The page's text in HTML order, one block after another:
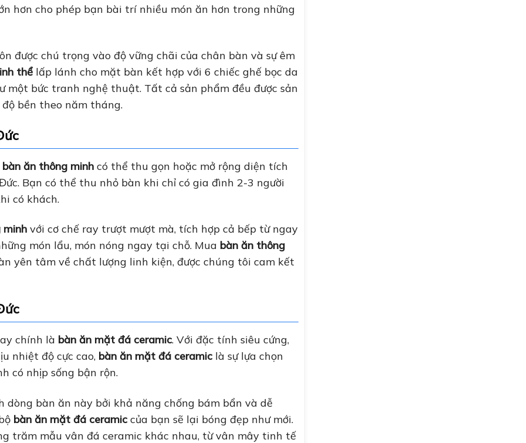
hơn cho phép bạn bài trí nhiều món ăn hơn trong những
được chú trọng vào độ vững chãi của chân bàn và sự êm
thể lấp lánh cho mặt bàn kết hợp với 6 chiếc ghế bọc da
một bức tranh nghệ thuật. Tất cả sản phẩm đều được sản
độ bền theo năm tháng.
bàn ăn thông minh có thể thu gọn hoặc mở rộng diện tích
Bạn có thể thu nhỏ bàn khi chỉ có gia đình 2-3 người
có khách.
minh với cơ chế ray trượt mượt mà, tích hợp cả bếp từ ngay
món lẩu, món nóng ngay tại chỗ. Mua bàn ăn thông
yên tâm về chất lượng linh kiện, được chúng tôi cam kết
chính là bàn ăn mặt đá ceramic. Với đặc tính siêu cứng,
nhiệt độ cực cao, bàn ăn mặt đá ceramiclà sự lựa chọn
có nhịp sống bận rộn.
bàn ăn này bởi khả năng chống bám bẩn và dễ
bàn ăn mặt đá ceramiccủa bạn sẽ lại bóng đẹp như mới.
trăm mẫu vân đá ceramic khác nhau, từ vân mây tinh tế